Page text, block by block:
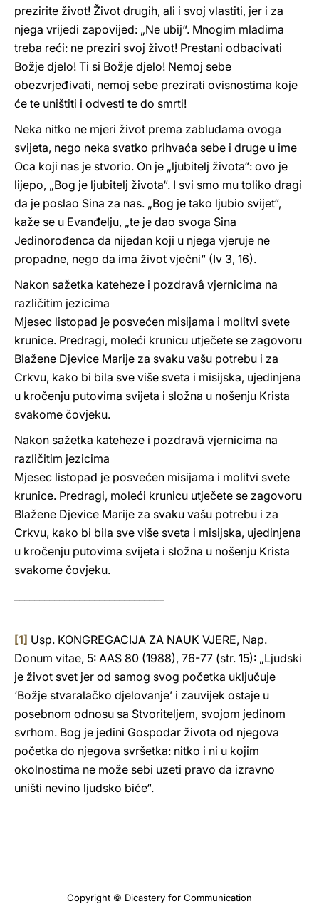
prezirite život! Život drugih, ali i svoj vlastiti, jer i za
njega vrijedi zapovijed: „Ne ubij“. Mnogim mladima
treba reći: ne preziri svoj život! Prestani odbacivati
Božje djelo! Ti si Božje djelo! Nemoj sebe
obezvrjeđivati, nemoj sebe prezirati ovisnostima koje
će te uništiti i odvesti te do smrti!
Neka nitko ne mjeri život prema zabludama ovoga
svijeta, nego neka svatko prihvaća sebe i druge u ime
Oca koji nas je stvorio. On je „ljubitelj života“: ovo je
lijepo, „Bog je ljubitelj života“. I svi smo mu toliko dragi
da je poslao Sina za nas. „Bog je tako ljubio svijet“,
kaže se u Evanđelju, „te je dao svoga Sina
Jedinorođenca da nijedan koji u njega vjeruje ne
propadne, nego da ima život vječni“ (Iv 3, 16).
Nakon sažetka kateheze i pozdravâ vjernicima na
različitim jezicima
Mjesec listopad je posvećen misijama i molitvi svete
krunice. Predragi, moleći krunicu utječete se zagovoru
Blažene Djevice Marije za svaku vašu potrebu i za
Crkvu, kako bi bila sve više sveta i misijska, ujedinjena
u kročenju putovima svijeta i složna u nošenju Krista
svakome čovjeku.
Nakon sažetka kateheze i pozdravâ vjernicima na
različitim jezicima
Mjesec listopad je posvećen misijama i molitvi svete
krunice. Predragi, moleći krunicu utječete se zagovoru
Blažene Djevice Marije za svaku vašu potrebu i za
Crkvu, kako bi bila sve više sveta i misijska, ujedinjena
u kročenju putovima svijeta i složna u nošenju Krista
svakome čovjeku.
[1] Usp. KONGREGACIJA ZA NAUK VJERE, Nap.
Donum vitae, 5: AAS 80 (1988), 76-77 (str. 15): „Ljudski
je život svet jer od samog svog početka uključuje
‘Božje stvaralačko djelovanje’ i zauvijek ostaje u
posebnom odnosu sa Stvoriteljem, svojom jedinom
svrhom. Bog je jedini Gospodar života od njegova
početka do njegova svršetka: nitko i ni u kojim
okolnostima ne može sebi uzeti pravo da izravno
uništi nevino ljudsko biće“.
Copyright © Dicastery for Communication